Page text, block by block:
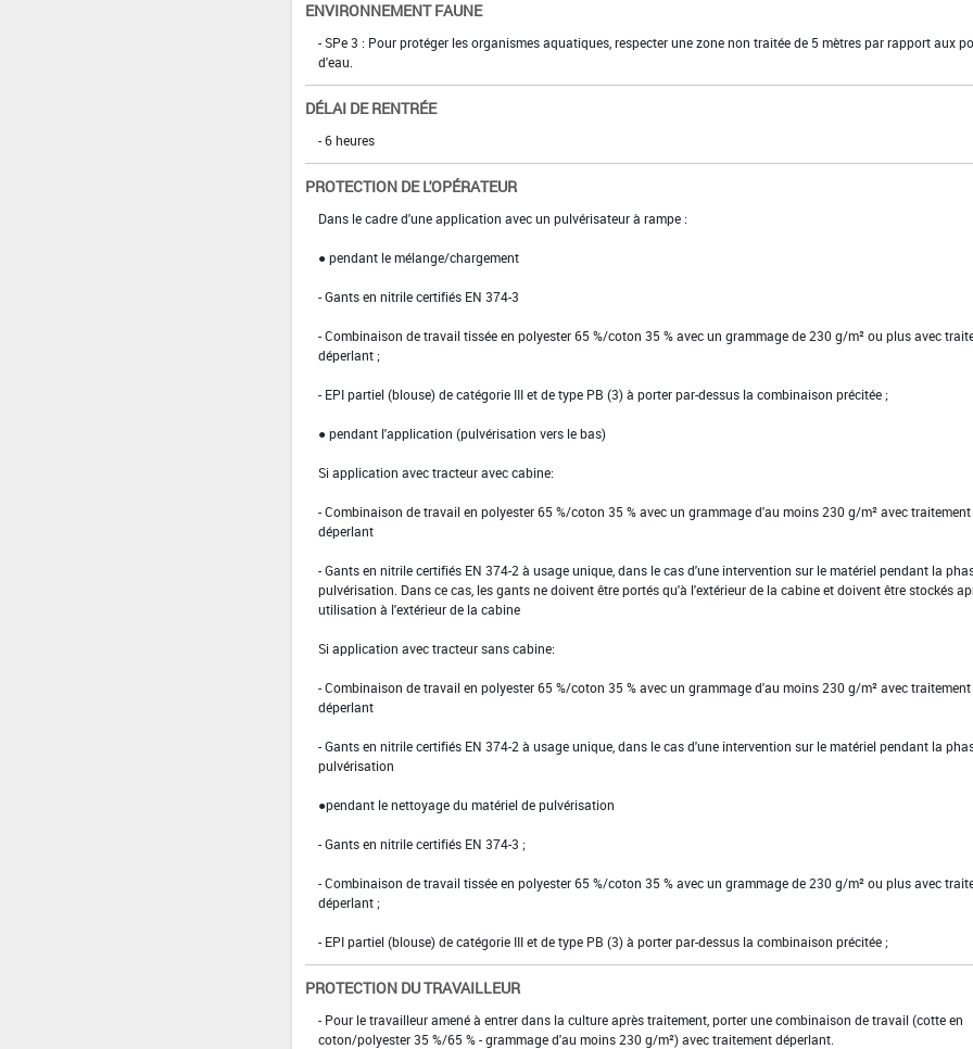
ENVIRONNEMENT FAUNE
- SPe 3 : Pour protéger les organismes aquatiques, respecter une zone non traitée de 5 mètres par rapport aux
d'eau.
DÉLAI DE RENTRÉE
- 6 heures
PROTECTION DE L'OPÉRATEUR
Dans le cadre d'une application avec un pulvérisateur à rampe :
● pendant le mélange/chargement
- Gants en nitrile certifiés EN 374-3
- Combinaison de travail tissée en polyester 65 %/coton 35 % avec un grammage de 230 g/m² ou plus avec
déperlant ;
- EPI partiel (blouse) de catégorie III et de type PB (3) à porter par-dessus la combinaison précitée ;
● pendant l'application (pulvérisation vers le bas)
Si application avec tracteur avec cabine:
- Combinaison de travail en polyester 65 %/coton 35 % avec un grammage d'au moins 230 g/m² avec traitement
déperlant
- Gants en nitrile certifiés EN 374-2 à usage unique, dans le cas d'une intervention sur le matériel pendant la
pulvérisation. Dans ce cas, les gants ne doivent être portés qu'à l'extérieur de la cabine et doivent être stockés
utilisation à l'extérieur de la cabine
Si application avec tracteur sans cabine:
- Combinaison de travail en polyester 65 %/coton 35 % avec un grammage d'au moins 230 g/m² avec traitement
déperlant
- Gants en nitrile certifiés EN 374-2 à usage unique, dans le cas d'une intervention sur le matériel pendant la
pulvérisation
●pendant le nettoyage du matériel de pulvérisation
- Gants en nitrile certifiés EN 374-3 ;
- Combinaison de travail tissée en polyester 65 %/coton 35 % avec un grammage de 230 g/m² ou plus avec
déperlant ;
- EPI partiel (blouse) de catégorie III et de type PB (3) à porter par-dessus la combinaison précitée ;
PROTECTION DU TRAVAILLEUR
- Pour le travailleur amené à entrer dans la culture après traitement, porter une combinaison de travail (cotte en
coton/polyester 35 %/65 % - grammage d'au moins 230 g/m²) avec traitement déperlant.